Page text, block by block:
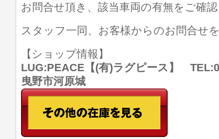
お問合せ頂き、該当車両の有無をご確
スタッフ一同、お客様からのお問合せ
【ショップ情報】
LUG:PEACE【(有)ラグピース】
曳野市河原城